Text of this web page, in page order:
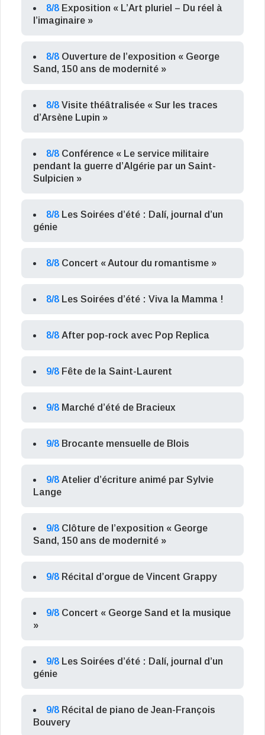
8/8 Exposition « L’Art pluriel – Du réel à
l’imaginaire »
8/8 Ouverture de l’exposition « George
Sand, 150 ans de modernité »
8/8 Visite théâtralisée « Sur les traces
d’Arsène Lupin »
8/8 Conférence « Le service militaire
pendant la guerre d’Algérie par un Saint-
Sulpicien »
8/8 Les Soirées d’été : Dalí, journal d’un
génie
8/8 Concert « Autour du romantisme »
8/8 Les Soirées d’été : Viva la Mamma !
8/8 After pop-rock avec Pop Replica
9/8 Fête de la Saint-Laurent
9/8 Marché d’été de Bracieux
9/8 Brocante mensuelle de Blois
9/8 Atelier d’écriture animé par Sylvie
Lange
9/8 Clôture de l’exposition « George
Sand, 150 ans de modernité »
9/8 Récital d’orgue de Vincent Grappy
9/8 Concert « George Sand et la musique
»
9/8 Les Soirées d’été : Dalí, journal d’un
génie
9/8 Récital de piano de Jean-François
Bouvery